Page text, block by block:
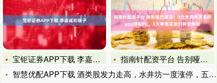
宝钜证券APP下载 李嘉诚和镜子
指南针配资平台 告别哑巴英语！0元学商务英语的app终极PK
智慧优配APP下载 酒类股发力走高，水井坊一度涨停，五粮液等